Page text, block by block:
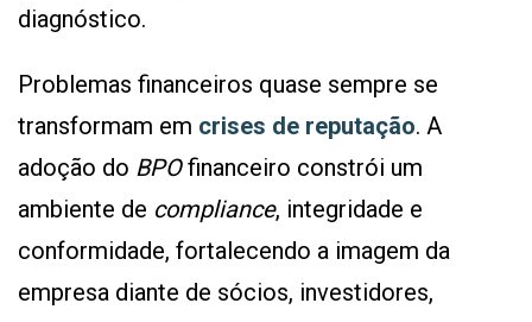
diagnóstico.
Problemas financeiros quase sempre se
transformam em crises de reputação. A
adoção do BPOfinanceiro constrói um
ambiente de compliance, integridade e
conformidade, fortalecendo a imagem da
empresa diante de sócios, investidores,